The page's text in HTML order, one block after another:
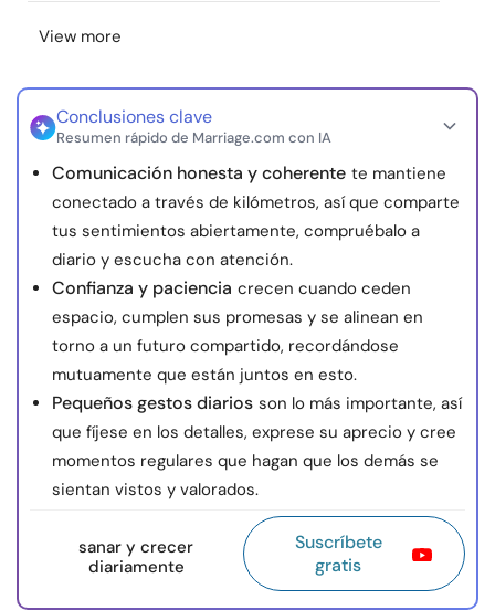
View more
Conclusiones clave
Resumen rápido de Marriage.com con IA
Comunicación honesta y coherente te mantiene
conectado a través de kilómetros, así que comparte
tus sentimientos abiertamente, compruébalo a
diario y escucha con atención.
Confianza y paciencia crecen cuando ceden
espacio, cumplen sus promesas y se alinean en
torno a un futuro compartido, recordándose
mutuamente que están juntos en esto.
Pequeños gestos diarios son lo más importante, así
que fíjese en los detalles, exprese su aprecio y cree
momentos regulares que hagan que los demás se
sientan vistos y valorados.
sanar y crecer
diariamente
Suscríbete
gratis